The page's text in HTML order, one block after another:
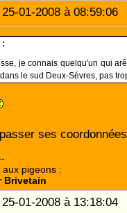
01-2008 à
:
je connais quelqu'un qui
le sud Deux-Sévres, pas
ses
pigeons :
Brivetain
01-2008 à